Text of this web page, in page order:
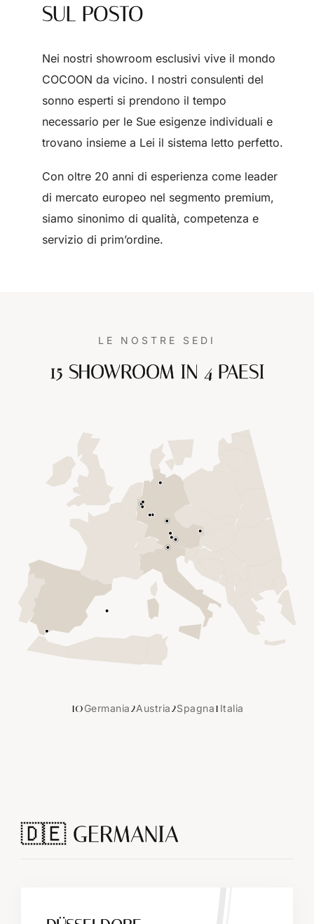
SUL POSTO
Nei nostri showroom esclusivi vive il mondo
COCOON da vicino. I nostri consulenti del
sonno esperti si prendono il tempo
necessario per le Sue esigenze individuali e
trovano insieme a Lei il sistema letto perfetto.
Con oltre 20 anni di esperienza come leader
di mercato europeo nel segmento premium,
siamo sinonimo di qualità, competenza e
servizio di prim’ordine.
LE NOSTRE SEDI
15 SHOWROOM IN 4 PAESI
10Germania2Austria2Spagna1 Italia
🇩🇪 GERMANIA